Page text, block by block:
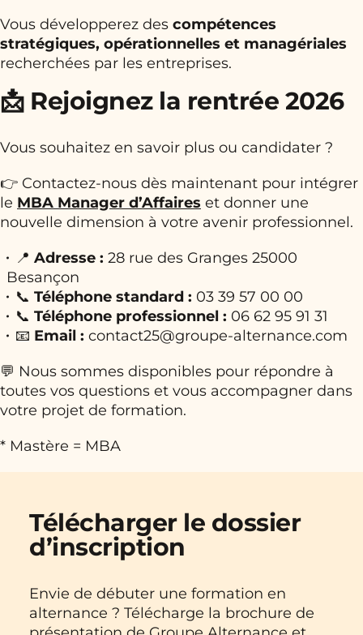
Vous développerez des compétences
stratégiques, opérationnelles et managériales
recherchées par les entreprises.
📩 Rejoignez la rentrée 2026
Vous souhaitez en savoir plus ou candidater ?
👉 Contactez-nous dès maintenant pour intégrer
le MBA Manager d’Affaires et donner une
nouvelle dimension à votre avenir professionnel.
📍 Adresse : 28 rue des Granges 25000
Besançon
📞 Téléphone standard : 03 39 57 00 00
📞 Téléphone professionnel : 06 62 95 91 31
📧 Email : contact25@groupe-alternance.com
💬 Nous sommes disponibles pour répondre à
toutes vos questions et vous accompagner dans
votre projet de formation.
* Mastère = MBA
Télécharger le dossier
d’inscription
Envie de débuter une formation en
alternance ? Télécharge la brochure de